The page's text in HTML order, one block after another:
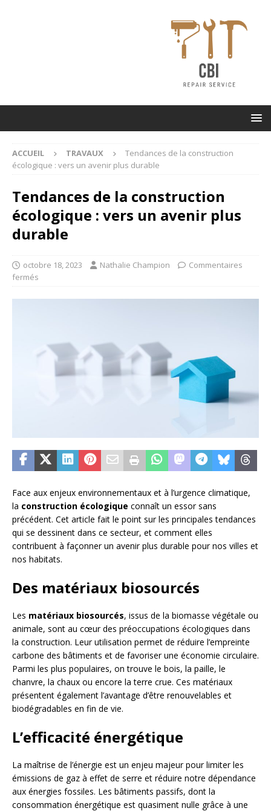
ACCUEIL TRAVAUX
Tendances de la construction
écologique : vers un avenir plus durable
Tendances de la construction
écologique : vers un avenir plus
durable
octobre 18, 2023 Nathalie Champion
Commentaires
fermés
Face aux enjeux environnementaux et à l’urgence climatique,
la construction écologique connaît un essor sans
précédent. Cet article fait le point sur les principales tendances
qui se dessinent dans ce secteur, et comment elles
contribuent à façonner un avenir plus durable pour nos villes et
nos habitats.
Des matériaux biosourcés
Les matériaux biosourcés, issus de la biomasse végétale ou
animale, sont au cœur des préoccupations écologiques dans
la construction. Leur utilisation permet de réduire l’empreinte
carbone des bâtiments et de favoriser une économie circulaire.
Parmi les plus populaires, on trouve le bois, la paille, le
chanvre, la chaux ou encore la terre crue. Ces matériaux
présentent également l’avantage d’être renouvelables et
biodégradables en fin de vie.
L’efficacité énergétique
La maîtrise de l’énergie est un enjeu majeur pour limiter les
émissions de gaz à effet de serre et réduire notre dépendance
aux énergies fossiles. Les bâtiments passifs, dont la
consommation énergétique est quasiment nulle grâce à une